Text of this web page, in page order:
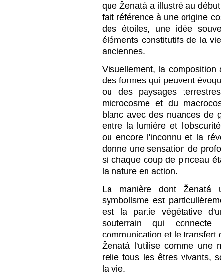
que Ženatá a illustré au
fait référence à une origine
des étoiles, une idée
éléments constitutifs de la
anciennes.
Visuellement, la composition
des formes qui peuvent
ou des paysages
microcosme et du
blanc avec des nuances de
entre la lumière et
ou encore l'inconnu et la
donne une sensation de
si chaque coup de pinceau
la nature en action.
La manière dont Ženatá
symbolisme est
est la partie végétative
souterrain qui
communication et le transfert
Ženatá l'utilise comme une
relie tous les êtres vivants,
la vie.